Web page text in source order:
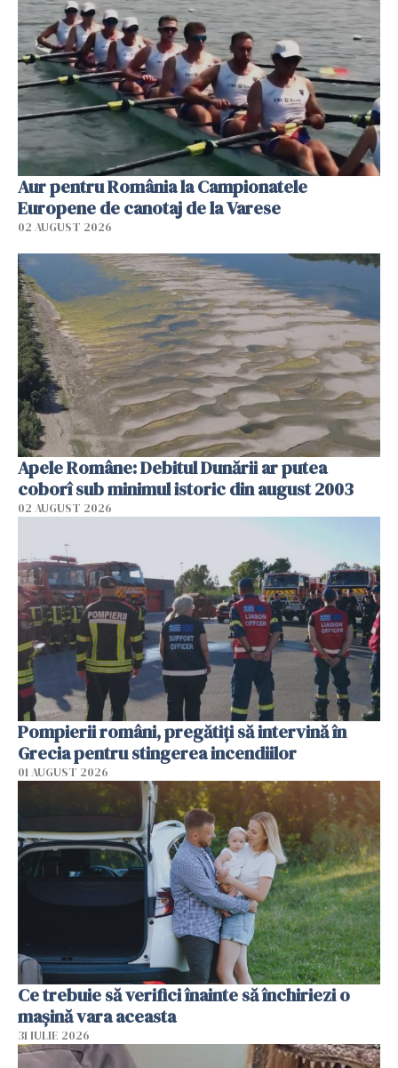
Aur pentru România la Campionatele
Europene de canotaj de la Varese
02 AUGUST 2026
Apele Române: Debitul Dunării ar putea
coborî sub minimul istoric din august 2003
02 AUGUST 2026
Pompierii români, pregătiţi să intervină în
Grecia pentru stingerea incendiilor
01 AUGUST 2026
Ce trebuie să verifici înainte să închiriezi o
mașină vara aceasta
31 IULIE 2026